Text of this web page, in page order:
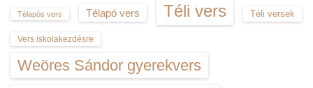
Télapós vers Télapó vers Téli vers Téli versek
Vers iskolakezdésre
Weöres Sándor gyerekvers